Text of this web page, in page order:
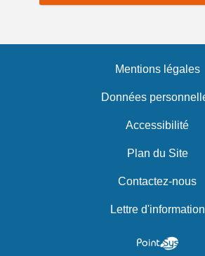
Mentions légales
Données
Accessibilité
Plan du Site
Contactez-nous
Lettre d'information